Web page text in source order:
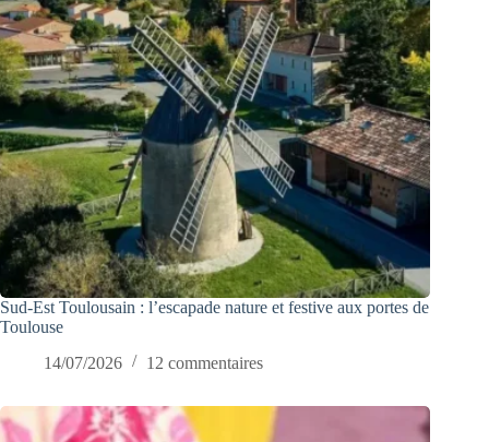
Sud-Est Toulousain : l’escapade nature et festive aux portes de
Toulouse
14/07/2026
12 commentaires